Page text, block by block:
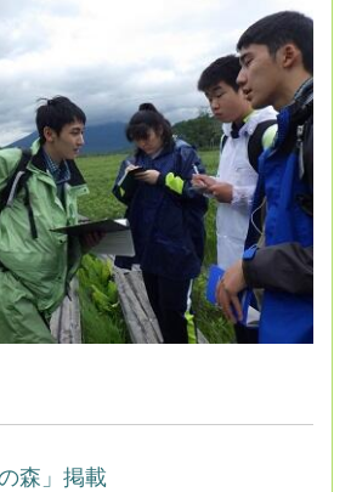
森」掲載